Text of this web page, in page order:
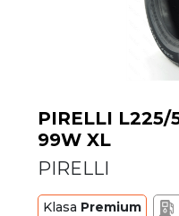
PIRELLI L225/
99W XL
PIRELLI
Klasa Premium